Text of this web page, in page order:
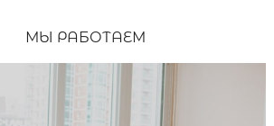
МЫ РАБОТАЕМ